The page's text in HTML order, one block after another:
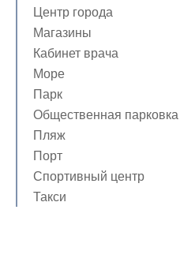
Центр города
Магазины
Кабинет врача
Море
Парк
Общественная парковка
Пляж
Порт
Спортивный центр
Такси